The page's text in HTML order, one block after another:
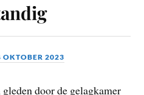
OKTOBER 2023
door de gelagkamer